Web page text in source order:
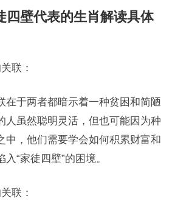
四壁代表的生肖解读具体
联：
在于两者都暗示着一种贫困和简陋
人虽然聪明灵活，但也可能因为种
中，他们需要学会如何积累财富和
“家徒四壁”的困境。
联：